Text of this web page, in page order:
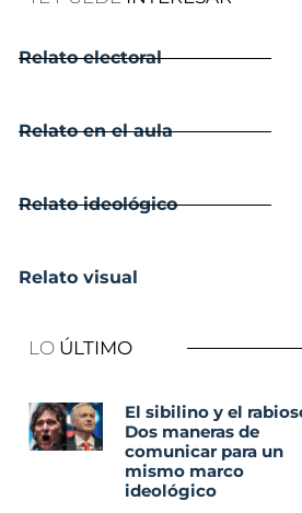
Relato electoral
Relato en el aula
Relato ideológico
Relato visual
LO ÚLTIMO
El sibilino y el
Dos maneras de
comunicar para un
mismo marco
ideológico